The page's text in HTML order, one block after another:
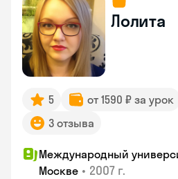
Лолита
5 от 1590 ₽ за урок
3 отзыва
Международный
Москве • 2007 г.